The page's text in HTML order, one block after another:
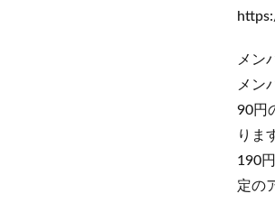
メン
メン
90円
りま
190
定の